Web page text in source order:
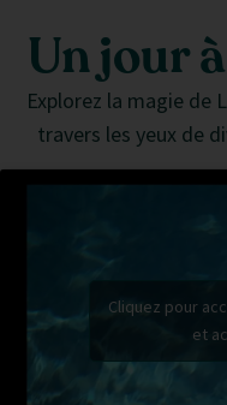
Un jour
Explorez la magie de
travers les yeux de
Cliquez pour
et